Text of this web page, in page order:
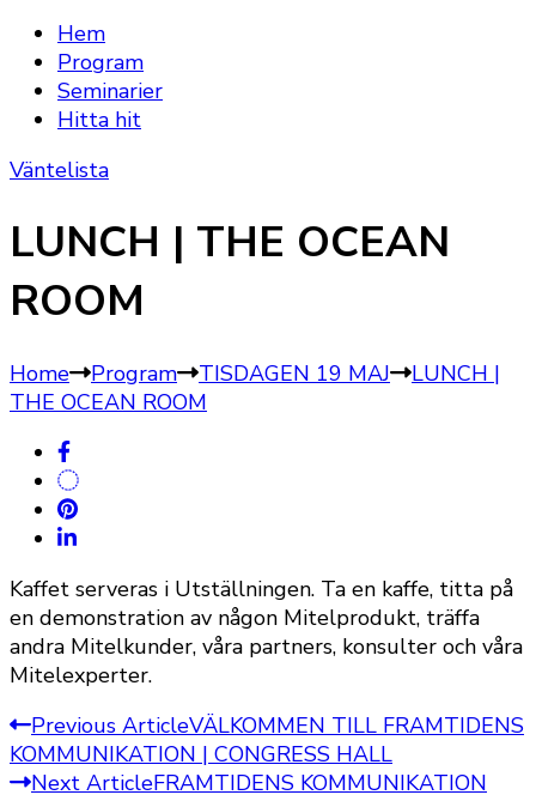
Mitel 2026
Hem
Program
Seminarier
Hitta hit
Väntelista
LUNCH | THE OCEAN
ROOM
Home Program TISDAGEN 19 MAJ
LUNCH |
THE OCEAN ROOM
Kaffet serveras i Utställningen. Ta en kaffe, titta på
en demonstration av någon Mitelprodukt, träffa
andra Mitelkunder, våra partners, konsulter och våra
Mitelexperter.
Post
Navigation
Previous ArticleVÄLKOMMEN TILL FRAMTIDENS
KOMMUNIKATION | CONGRESS HALL
Next ArticleFRAMTIDENS KOMMUNIKATION